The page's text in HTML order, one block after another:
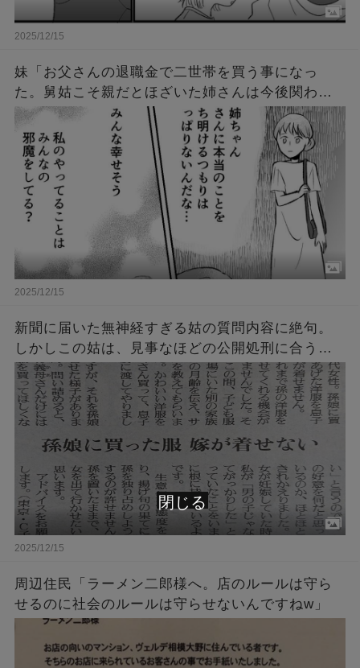
2025/12/15
妹「お父さんの退職金で二世帯を買う事になっ
た。舅姑こそ親だとほざいた姉さんは今後関わる
な。財産は私が引き継ぐ、両親の面倒は私が見
る」→数年後、妹「私の人生メチャクチャ！」
2025/12/15
新聞に届いた無神経すぎる姑の質問内容に絶句。
しかしこの姑は、見事なほどの公開処刑に合うこ
とに・・・
2025/12/15
周辺住民「ラーメン二郎様へ。店のルールは守ら
せるのに社会のルールは守らせないんですねw」
閉じる